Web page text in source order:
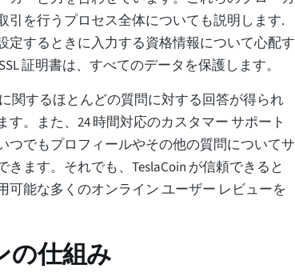
引を行うプロセス全体についても説明します.
定するときに入力する資格情報について心配す
証明書は、すべてのデータを保護します。
関するほとんどの質問に対する回答が得られ
す。また、24 時間対応のカスタマー サポート
つでもプロフィールやその他の質問についてサ
ます。それでも、TeslaCoin が信頼できると
可能な多くのオンライン ユーザー レビューを
の仕組み